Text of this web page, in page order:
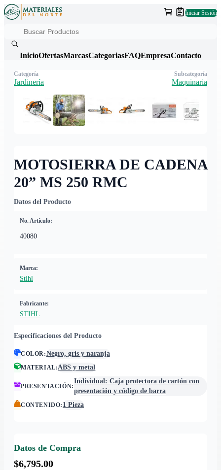
Iniciar Sesión
InicioOfertasMarcasCategoriasFAQEmpresaContacto
MOTOSIERRA DE CADENA
20” MS 250 RMC
Datos del Producto
No. Artículo:
40080
Marca:
Stihl
Fabricante:
STIHL
Especificaciones del Producto
COLOR:Negro, gris y naranja
MATERIAL:ABS y metal
PRESENTACIÓN:
Individual: Caja protectora de cartón con
presentación y código de barra
CONTENIDO: 1 Pieza
Datos de Compra
$6,795.00
Categoría
Jardinería
Subcategoría
Maquinaria